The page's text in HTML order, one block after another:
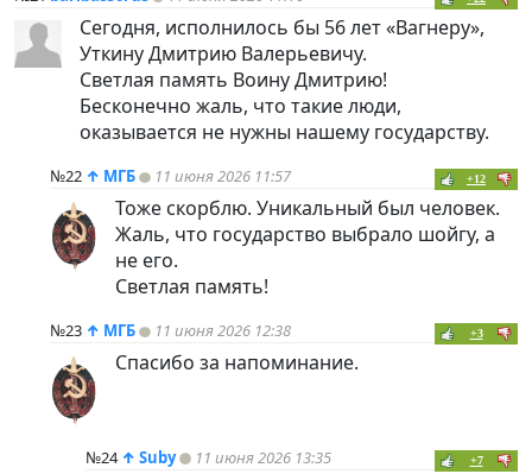
Сегодня, исполнилось бы 56 лет «Вагнеру»,
Уткину Дмитрию Валерьевичу.
Светлая память Воину Дмитрию!
Бесконечно жаль, что такие люди,
оказывается не нужны нашему государству.
№22 ↑ МГБ 11 июня 2026 11:57 +12
Тоже скорблю. Уникальный был человек.
Жаль, что государство выбрало шойгу, а
не его.
Светлая память!
№23 ↑ МГБ 11 июня 2026 12:38 +3
Спасибо за напоминание.
№24 ↑ Suby 11 июня 2026 13:35 +7